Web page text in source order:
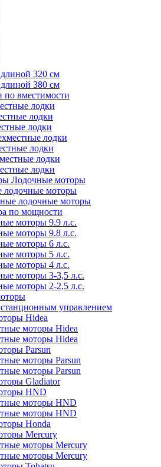
320 см
380 см
вместимости
лодки
лодки
лодки
лодки
лодки
лодки
лодки
Лодочные моторы
лодочные моторы
лодочные моторы
по мощности
моторы 9.9 л.с.
моторы 9.8 л.с.
моторы 6 л.с.
моторы 5 л.с.
моторы 4 л.с.
моторы 3-3,5 л.с.
моторы 2-2,5 л.с.
управлением
Hidea
моторы Hidea
моторы Hidea
Parsun
моторы Parsun
моторы Parsun
Gladiator
HND
моторы HND
моторы HND
Honda
Mercury
моторы Mercury
моторы Mercury